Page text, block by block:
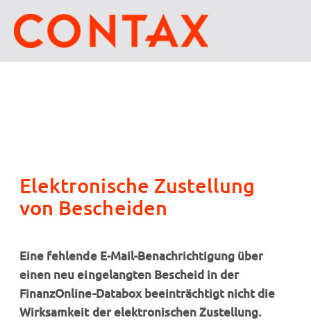
Elektronische Zustellung
von Bescheiden
Eine fehlende E-Mail-Benachrichtigung über
einen neu eingelangten Bescheid in der
FinanzOnline-Databox beeinträchtigt nicht die
Wirksamkeit der elektronischen Zustellung.